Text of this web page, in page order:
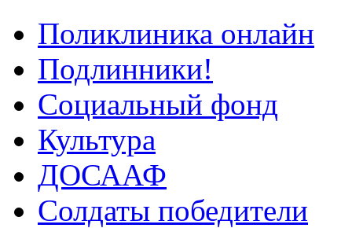
Поликлиника онлайн
Подлинники!
Социальный фонд
Культура
ДОСААФ
Солдаты победители